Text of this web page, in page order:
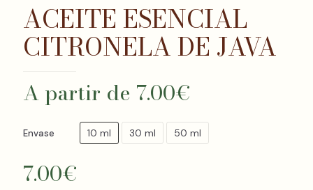
ACEITE ESENCIAL
CITRONELA DE JAVA
A partir de 7.00€
Envase 10 ml 30 ml 50 ml
7.00€